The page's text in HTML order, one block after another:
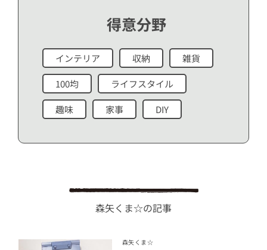
得意分野
インテリア 収納 雑貨
100均 ライフスタイル
趣味 家事 DIY
森矢くま☆の記事
森矢くま☆